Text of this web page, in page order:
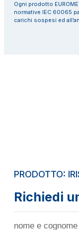
Ogni prodotto
normative IEC 60065
carichi sospesi ed
PRODOTTO:
Richiedi